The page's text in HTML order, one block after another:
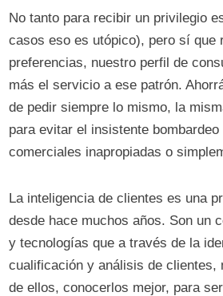
No tanto para recibir un privilegio
casos eso es utópico), pero sí que
preferencias, nuestro perfil de
más el servicio a ese patrón.
de pedir siempre lo mismo, la
para evitar el insistente
comerciales inapropiadas o
La inteligencia de clientes es una
desde hace muchos años. Son un
y tecnologías que a través de la
cualificación y análisis de clientes,
de ellos, conocerlos mejor, para